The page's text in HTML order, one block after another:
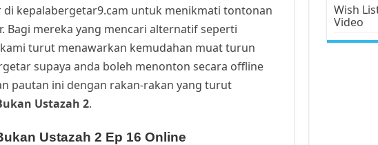
di kepalabergetar9.cam untuk menikmati tontonan
Bagi mereka yang mencari alternatif seperti
turut menawarkan kemudahan muat turun
supaya anda boleh menonton secara offline
pautan ini dengan rakan-rakan yang turut
Ustazah 2.
Ustazah 2 Ep 16 Online
Wish
Video